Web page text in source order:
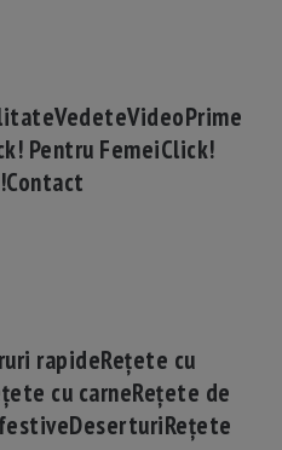
VedeteVideoPrime
Pentru FemeiClick!
Contact
rapideRețete cu
cu carneRețete de
DeserturiRețete